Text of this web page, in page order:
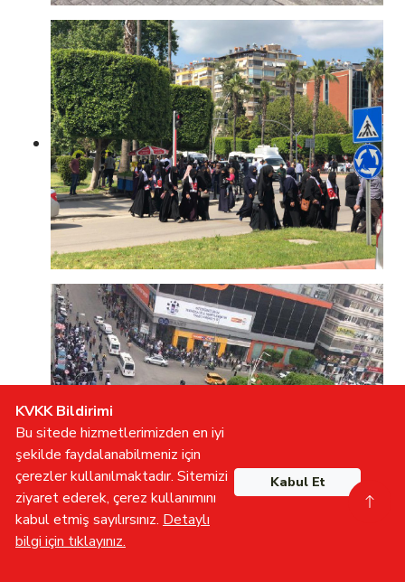
KVKK Bildirimi
Bu sitede hizmetlerimizden en iyi
şekilde faydalanabilmeniz için
çerezler kullanılmaktadır. Sitemizi
ziyaret ederek, çerez kullanımını
kabul etmiş sayılırsınız. Detaylı
bilgi için tıklayınız.
Kabul Et